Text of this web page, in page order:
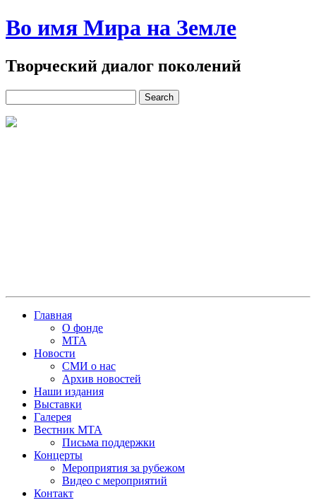
Во имя Мира на Земле
Творческий диалог поколений
Главная
О фонде
МТА
Новости
СМИ о нас
Архив новостей
Наши издания
Выставки
Галерея
Вестник МТА
Письма поддержки
Концерты
Мероприятия за рубежом
Видео с мероприятий
Контакт